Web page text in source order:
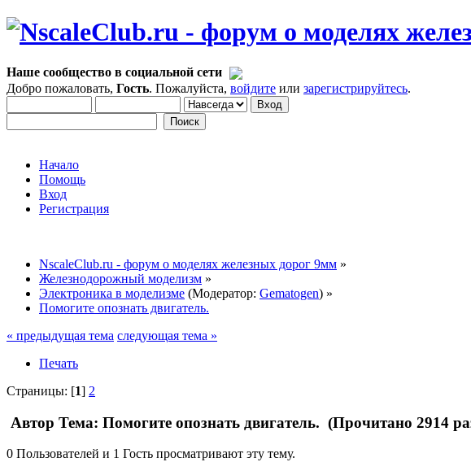
Наше сообщество в социальной сети
Добро пожаловать, Гость. Пожалуйста, войдите или зарегистрируйтесь.
Начало
Помощь
Вход
Регистрация
NscaleClub.ru - форум о моделях железных дорог 9мм »
Железнодорожный моделизм »
Электроника в моделизме (Модератор: Gematogen) »
Помогите опознать двигатель.
« предыдущая тема следующая тема »
Печать
Страницы: [1] 2
Автор Тема: Помогите опознать двигатель. (Прочитано 2914
0 Пользователей и 1 Гость просматривают эту тему.